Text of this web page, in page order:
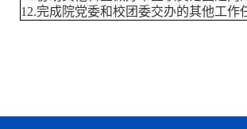
12.完成院党委和校团委交办的其他工作